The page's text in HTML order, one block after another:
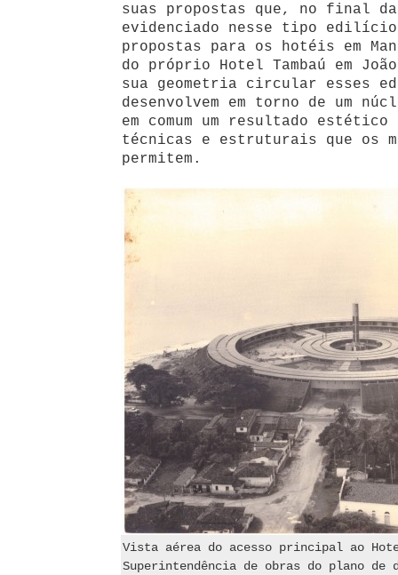
suas propostas que, no final da
evidenciado nesse tipo edilício,
propostas para os hotéis em
do próprio Hotel Tambaú em
sua geometria circular esses
desenvolvem em torno de um
em comum um resultado
técnicas e estruturais que os
permitem.
Vista aérea do acesso principal ao Hotel
Superintendência de obras do plano de